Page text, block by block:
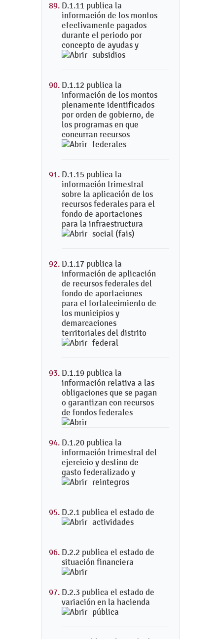
D.1.11 publica la
información de los montos
efectivamente pagados
durante el periodo por
concepto de ayudas y
subsidios
D.1.12 publica la
información de los montos
plenamente identificados
por orden de gobierno, de
los programas en que
concurran recursos
federales
D.1.15 publica la
información trimestral
sobre la aplicación de los
recursos federales para el
fondo de aportaciones
para la infraestructura
social (fais)
D.1.17 publica la
información de aplicación
de recursos federales del
fondo de aportaciones
para el fortalecimiento de
los municipios y
demarcaciones
territoriales del distrito
federal
D.1.19 publica la
información relativa a las
obligaciones que se pagan
o garantizan con recursos
de fondos federales
D.1.20 publica la
información trimestral del
ejercicio y destino de
gasto federalizado y
reintegros
D.2.1 publica el estado de
actividades
D.2.2 publica el estado de
situación financiera
D.2.3 publica el estado de
variación en la hacienda
pública